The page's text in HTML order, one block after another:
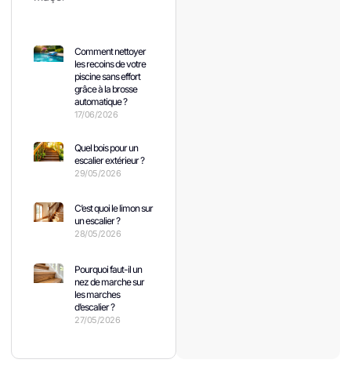
Comment nettoyer
les recoins de votre
piscine sans effort
grâce à la brosse
automatique ?
17/06/2026
Quel bois pour un
escalier extérieur ?
29/05/2026
C’est quoi le limon sur
un escalier ?
28/05/2026
Pourquoi faut-il un
nez de marche sur
les marches
d’escalier ?
27/05/2026